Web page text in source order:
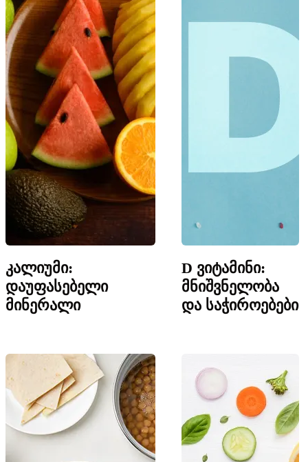
კალიუმი:
დაუფასებელი
მინერალი
D ვიტამინი:
მნიშვნელობა
და საჭიროებები